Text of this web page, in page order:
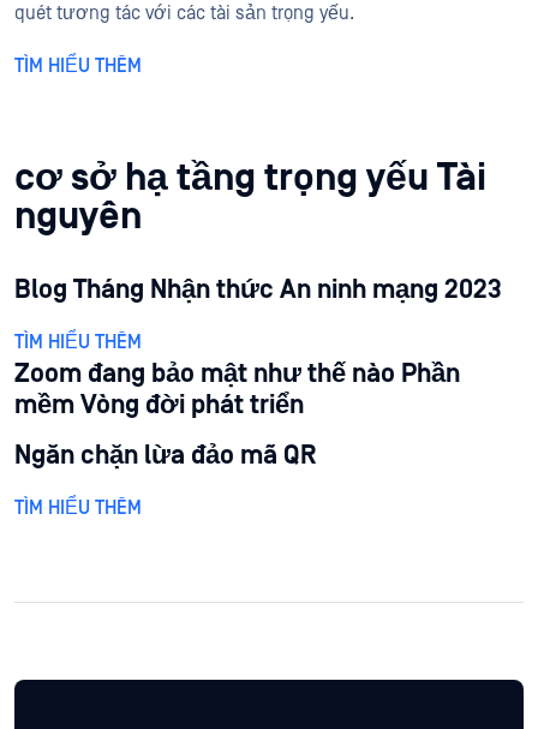
quét tương tác với các tài sản trọng yếu.
TÌM HIỂU THÊM
cơ sở hạ tầng trọng yếu Tài
nguyên
Blog Tháng Nhận thức An ninh mạng 2023
TÌM HIỂU THÊM
Zoom đang bảo mật như thế nào Phần
mềm Vòng đời phát triển
Ngăn chặn lừa đảo mã QR
TÌM HIỂU THÊM